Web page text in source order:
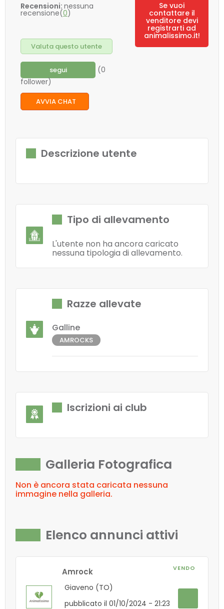
Recensioni: nessuna
recensione(0)
Valuta questo utente
segui
(0
follower)
AVVIA CHAT
Se vuoi
contattare il
venditore devi
registrarti ad
animalissimo.it!
Descrizione utente
Tipo di allevamento
L'utente non ha ancora caricato
nessuna tipologia di allevamento.
Razze allevate
Galline
AMROCKS
Iscrizioni ai club
Galleria Fotografica
Non è ancora stata caricata nessuna
immagine nella galleria.
Elenco annunci attivi
VENDO
Amrock
Giaveno (TO)
pubblicato il 01/10/2024 - 21:23